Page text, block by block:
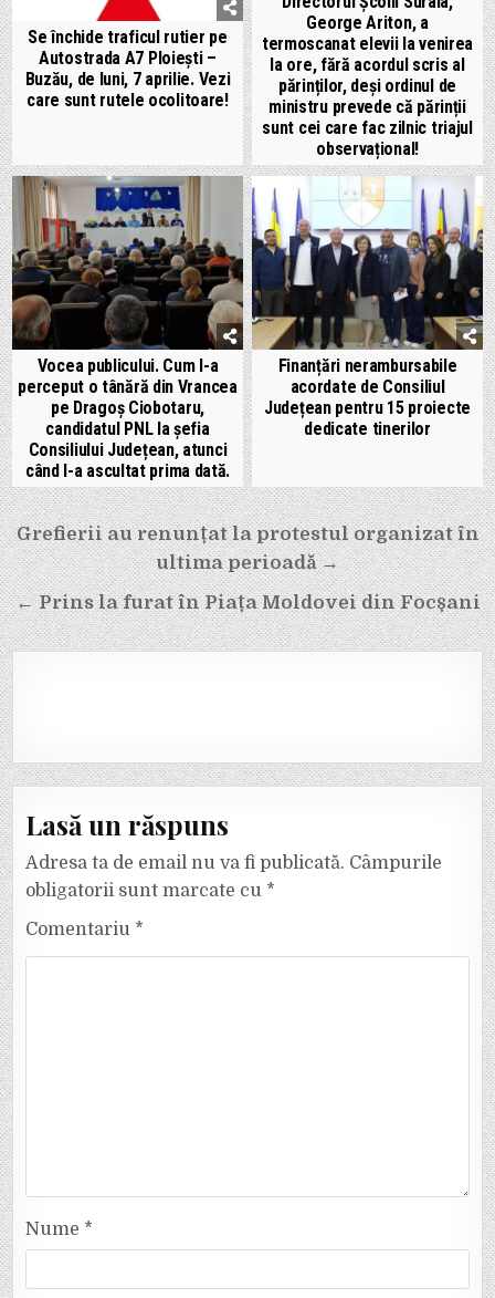
Se închide traficul rutier pe
Autostrada A7 Ploiești –
Buzău, de luni, 7 aprilie. Vezi
care sunt rutele ocolitoare!
George Ariton, a
termoscanat elevii la venirea
la ore, fără acordul scris al
părinților, deși ordinul de
ministru prevede că părinții
sunt cei care fac zilnic triajul
observațional!
Vocea publicului. Cum l-a
perceput o tânără din Vrancea
pe Dragoș Ciobotaru,
candidatul PNL la șefia
Consiliului Județean, atunci
când l-a ascultat prima dată.
Finanțări nerambursabile
acordate de Consiliul
Județean pentru 15 proiecte
dedicate tinerilor
Navigare
în
articole
Grefierii au renunțat la protestul organizat în
ultima perioadă →
← Prins la furat în Piața Moldovei din Focșani
Lasă un răspuns
Adresa ta de email nu va fi publicată. Câmpurile
obligatorii sunt marcate cu *
Comentariu *
Nume *